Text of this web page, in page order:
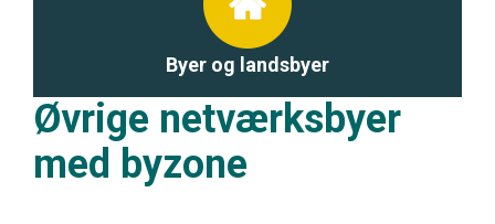
Byer og landsbyer
Øvrige netværksbyer
med byzone